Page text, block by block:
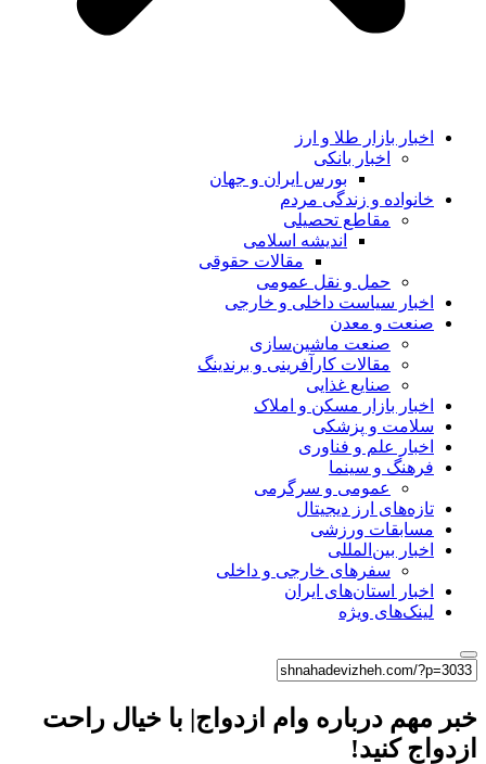
اخبار بازار طلا و ارز
اخبار بانکی
بورس ایران و جهان
خانواده و زندگی مردم
مقاطع تحصیلی
اندیشه اسلامی
مقالات حقوقی
حمل و نقل عمومی
اخبار سیاست داخلی و خارجی
صنعت و معدن
صنعت ماشین‌سازی
مقالات کارآفرینی و برندینگ
صنایع غذایی
اخبار بازار مسکن و املاک
سلامت و پزشکی
اخبار علم و فناوری
فرهنگ و سینما
عمومی و سرگرمی
تازه‌های ارز دیجیتال
مسابقات ورزشی
اخبار بین‌المللی
سفرهای خارجی و داخلی
اخبار استان‌های ایران
لینک‌های ویژه
خبر مهم درباره وام ازدواج| با خیال راحت
ازدواج کنید!